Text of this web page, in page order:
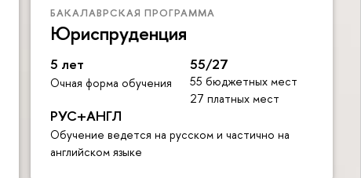
БАКАЛАВРСКАЯ ПРОГРАММА
Юриспруденция
5 лет
Очная форма обучения
55/27
55 бюджетных мест
27 платных мест
РУС+АНГЛ
Обучение ведется на русском и частично на
английском языке